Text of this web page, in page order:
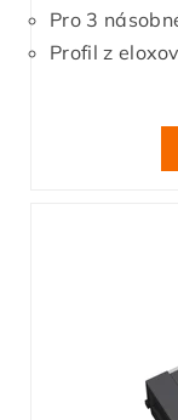
Pro 3
Profil z